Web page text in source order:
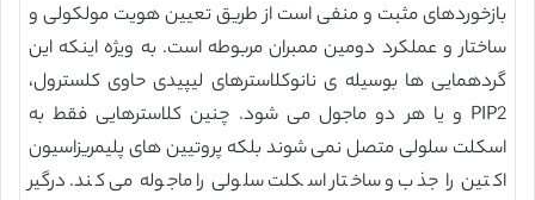
بازخوردهای مثبت و منفی است از طریق تعیین هویت مولکولی و
ساختار و عملکرد دومین ممبران مربوطه است. به ویژه اینکه این
گردهمایی ها بوسیله ی نانوکلاسترهای لیپیدی حاوی کلسترول،
PIP2 و یا هر دو ماجول می شود. چنین کلاسترهایی فقط به
اسکلت سلولی متصل نمی شوند بلکه پروتیین های پلیمریزاسیون
اکتین را جذب و ساختار اسکلت سلولی را ماجوله می کند. درگیر